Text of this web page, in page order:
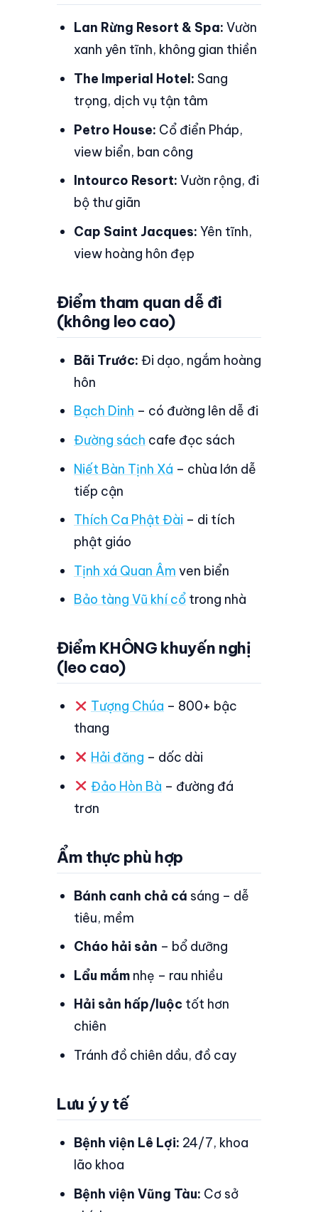
Lan Rừng Resort & Spa: Vườn
xanh yên tĩnh, không gian thiền
The Imperial Hotel: Sang
trọng, dịch vụ tận tâm
Petro House: Cổ điển Pháp,
view biển, ban công
Intourco Resort: Vườn rộng, đi
bộ thư giãn
Cap Saint Jacques: Yên tĩnh,
view hoàng hôn đẹp
Điểm tham quan dễ đi
(không leo cao)
Bãi Trước: Đi dạo, ngắm hoàng
hôn
Bạch Dinh – có đường lên dễ đi
Đường sách cafe đọc sách
Niết Bàn Tịnh Xá – chùa lớn dễ
tiếp cận
Thích Ca Phật Đài – di tích
phật giáo
Tịnh xá Quan Âm ven biển
Bảo tàng Vũ khí cổ trong nhà
Điểm KHÔNG khuyến nghị
(leo cao)
Tượng Chúa – 800+ bậc
thang
Hải đăng – dốc dài
Đảo Hòn Bà – đường đá
trơn
Ẩm thực phù hợp
Bánh canh chả cá sáng – dễ
tiêu, mềm
Cháo hải sản – bổ dưỡng
Lẩu mắm nhẹ – rau nhiều
Hải sản hấp/luộc tốt hơn
chiên
Tránh đồ chiên dầu, đồ cay
Lưu ý y tế
Bệnh viện Lê Lợi: 24/7, khoa
lão khoa
Bệnh viện Vũng Tàu: Cơ sở